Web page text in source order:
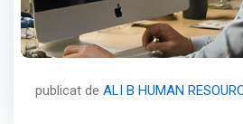
publicat de ALI B HUMAN